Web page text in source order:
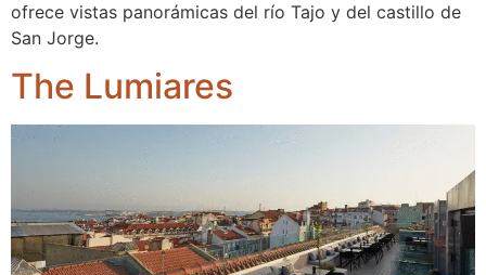
ofrece vistas panorámicas del río Tajo y del castillo de
San Jorge.
The Lumiares